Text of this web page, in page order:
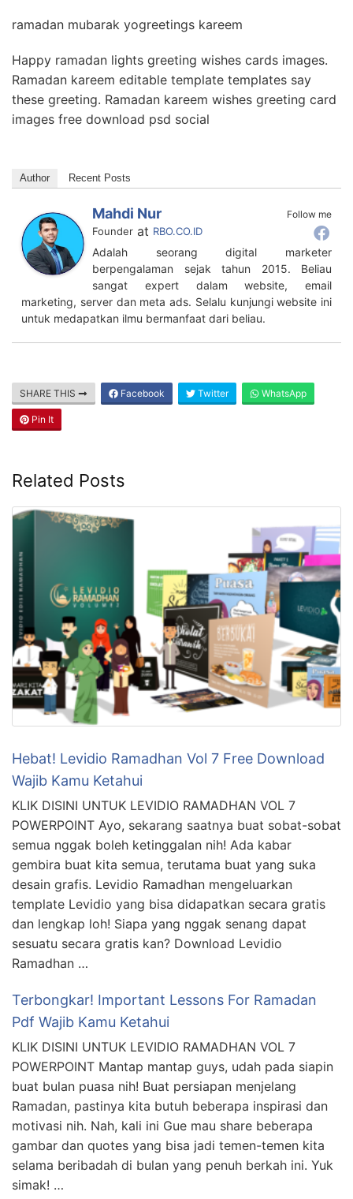
ramadan mubarak yogreetings kareem
Happy ramadan lights greeting wishes cards images.
Ramadan kareem editable template templates say
these greeting. Ramadan kareem wishes greeting card
images free download psd social
Author Recent Posts
Follow me
Mahdi Nur
Founder at RBO.CO.ID
Adalah seorang digital marketer
berpengalaman sejak tahun 2015. Beliau
sangat expert dalam website, email
marketing, server dan meta ads. Selalu kunjungi website ini
untuk medapatkan ilmu bermanfaat dari beliau.
SHARE THIS Facebook Twitter WhatsApp
Pin It
Related Posts
Hebat! Levidio Ramadhan Vol 7 Free Download
Wajib Kamu Ketahui
KLIK DISINI UNTUK LEVIDIO RAMADHAN VOL 7
POWERPOINT Ayo, sekarang saatnya buat sobat-sobat
semua nggak boleh ketinggalan nih! Ada kabar
gembira buat kita semua, terutama buat yang suka
desain grafis. Levidio Ramadhan mengeluarkan
template Levidio yang bisa didapatkan secara gratis
dan lengkap loh! Siapa yang nggak senang dapat
sesuatu secara gratis kan? Download Levidio
Ramadhan …
Terbongkar! Important Lessons For Ramadan
Pdf Wajib Kamu Ketahui
KLIK DISINI UNTUK LEVIDIO RAMADHAN VOL 7
POWERPOINT Mantap mantap guys, udah pada siapin
buat bulan puasa nih! Buat persiapan menjelang
Ramadan, pastinya kita butuh beberapa inspirasi dan
motivasi nih. Nah, kali ini Gue mau share beberapa
gambar dan quotes yang bisa jadi temen-temen kita
selama beribadah di bulan yang penuh berkah ini. Yuk
simak! …